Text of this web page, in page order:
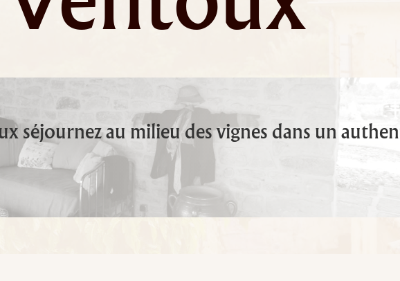
séjournez au milieu des vignes dans un